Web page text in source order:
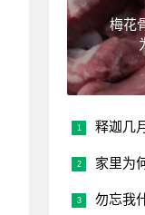
梅花
释迦几月开花
家里为何
勿忘我